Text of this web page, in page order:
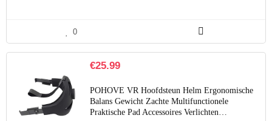
0
€25.99
POHOVE VR Hoofdsteun Helm Ergonomische
Balans Gewicht Zachte Multifunctionele
Praktische Pad Accessoires Verlichten…